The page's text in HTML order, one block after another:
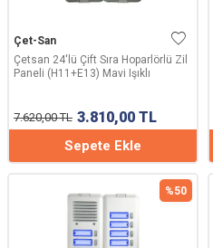
Çet-San
Çetsan 24'lü Çift Sıra Hoparlörlü Zil
Paneli (H11+E13) Mavi Işıklı
7.620,00TL 3.810,00 TL
Sepete Ekle
%50